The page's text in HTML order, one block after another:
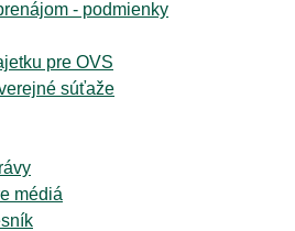
- podmienky
pre OVS
súťaže
médiá